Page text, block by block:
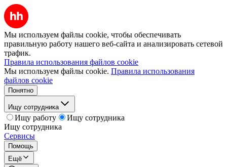
Мы используем файлы cookie, чтобы обеспечивать
правильную работу нашего веб-сайта и анализировать сетевой
трафик.
Правила использования файлов cookie
Мы используем файлы cookie. Правила использования
файлов cookie
Понятно
Ищу сотрудника
Ищу работу
Ищу сотрудника
Ищу сотрудника
Сервисы
Помощь
Ещё